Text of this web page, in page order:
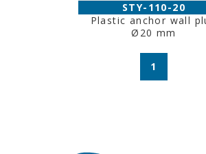
STY-110-20
Plastic anchor wall
Ø20 mm
1